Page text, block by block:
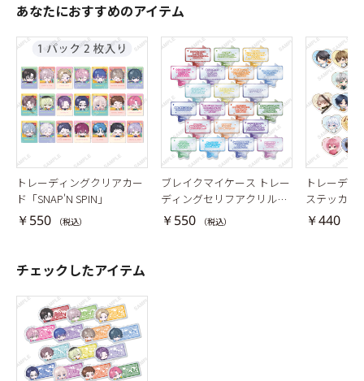
あなたにおすすめのアイテム
トレーディングクリアカー
ド「SNAP'N SPIN」
￥550 （税込）
ブレイクマイケース トレー
ディングセリフアクリルス
タンド
￥550 （税込）
トレーディ
ステッカー
t」
￥440
チェックしたアイテム